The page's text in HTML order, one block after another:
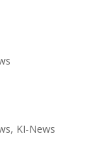
, KI-News